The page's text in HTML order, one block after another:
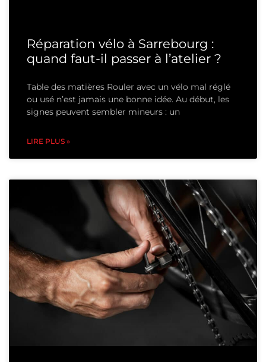
Réparation vélo à Sarrebourg :
quand faut-il passer à l’atelier ?
Table des matières Rouler avec un vélo mal réglé
ou usé n’est jamais une bonne idée. Au début, les
signes peuvent sembler mineurs : un
LIRE PLUS »